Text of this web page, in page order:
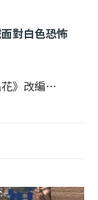
對白色恐怖
花》改編…